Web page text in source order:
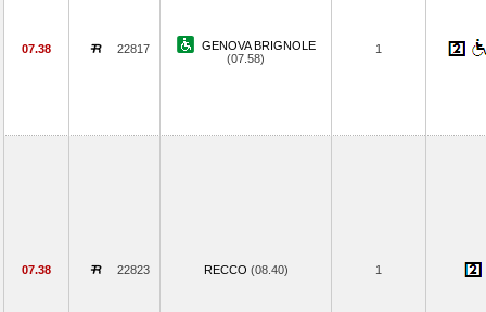
07.38 22817
GENOVA BRIGNOLE
(07.58)
1
07.38 22823 RECCO (08.40) 1